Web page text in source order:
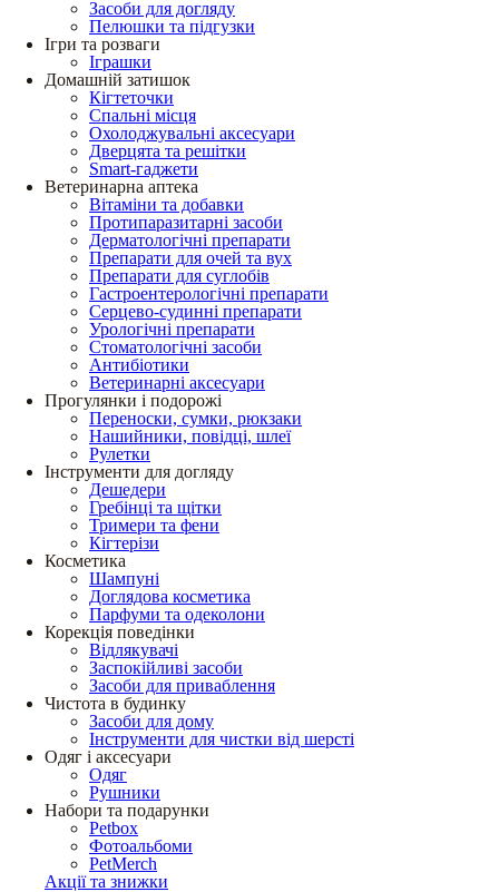
Засоби для догляду
Пелюшки та підгузки
Ігри та розваги
Іграшки
Домашній затишок
Кігтеточки
Спальні місця
Охолоджувальні аксесуари
Дверцята та решітки
Smart-гаджети
Ветеринарна аптека
Вітаміни та добавки
Протипаразитарні засоби
Дерматологічні препарати
Препарати для очей та вух
Препарати для суглобів
Гастроентерологічні препарати
Серцево-судинні препарати
Урологічні препарати
Стоматологічні засоби
Антибіотики
Ветеринарні аксесуари
Прогулянки і подорожі
Переноски, сумки, рюкзаки
Нашийники, повідці, шлеї
Рулетки
Інструменти для догляду
Дешедери
Гребінці та щітки
Тримери та фени
Кігтерізи
Косметика
Шампуні
Доглядова косметика
Парфуми та одеколони
Корекція поведінки
Відлякувачі
Заспокійливі засоби
Засоби для приваблення
Чистота в будинку
Засоби для дому
Інструменти для чистки від шерсті
Одяг і аксесуари
Одяг
Рушники
Набори та подарунки
Petbox
Фотоальбоми
PetMerch
Акції та знижки